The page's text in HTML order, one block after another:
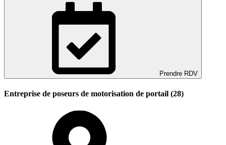
Prendre RDV
Entreprise de poseurs de motorisation de portail (28)